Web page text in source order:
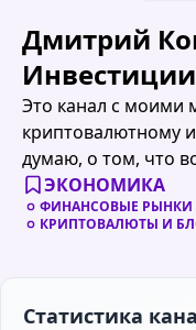
Дмитрий
Инвестиции
Это канал с моими
криптовалютному
думаю, о том, что
ЭКОНОМИКА
ФИНАНСОВЫЕ РЫНКИ
КРИПТОВАЛЮТЫ И
Статистика